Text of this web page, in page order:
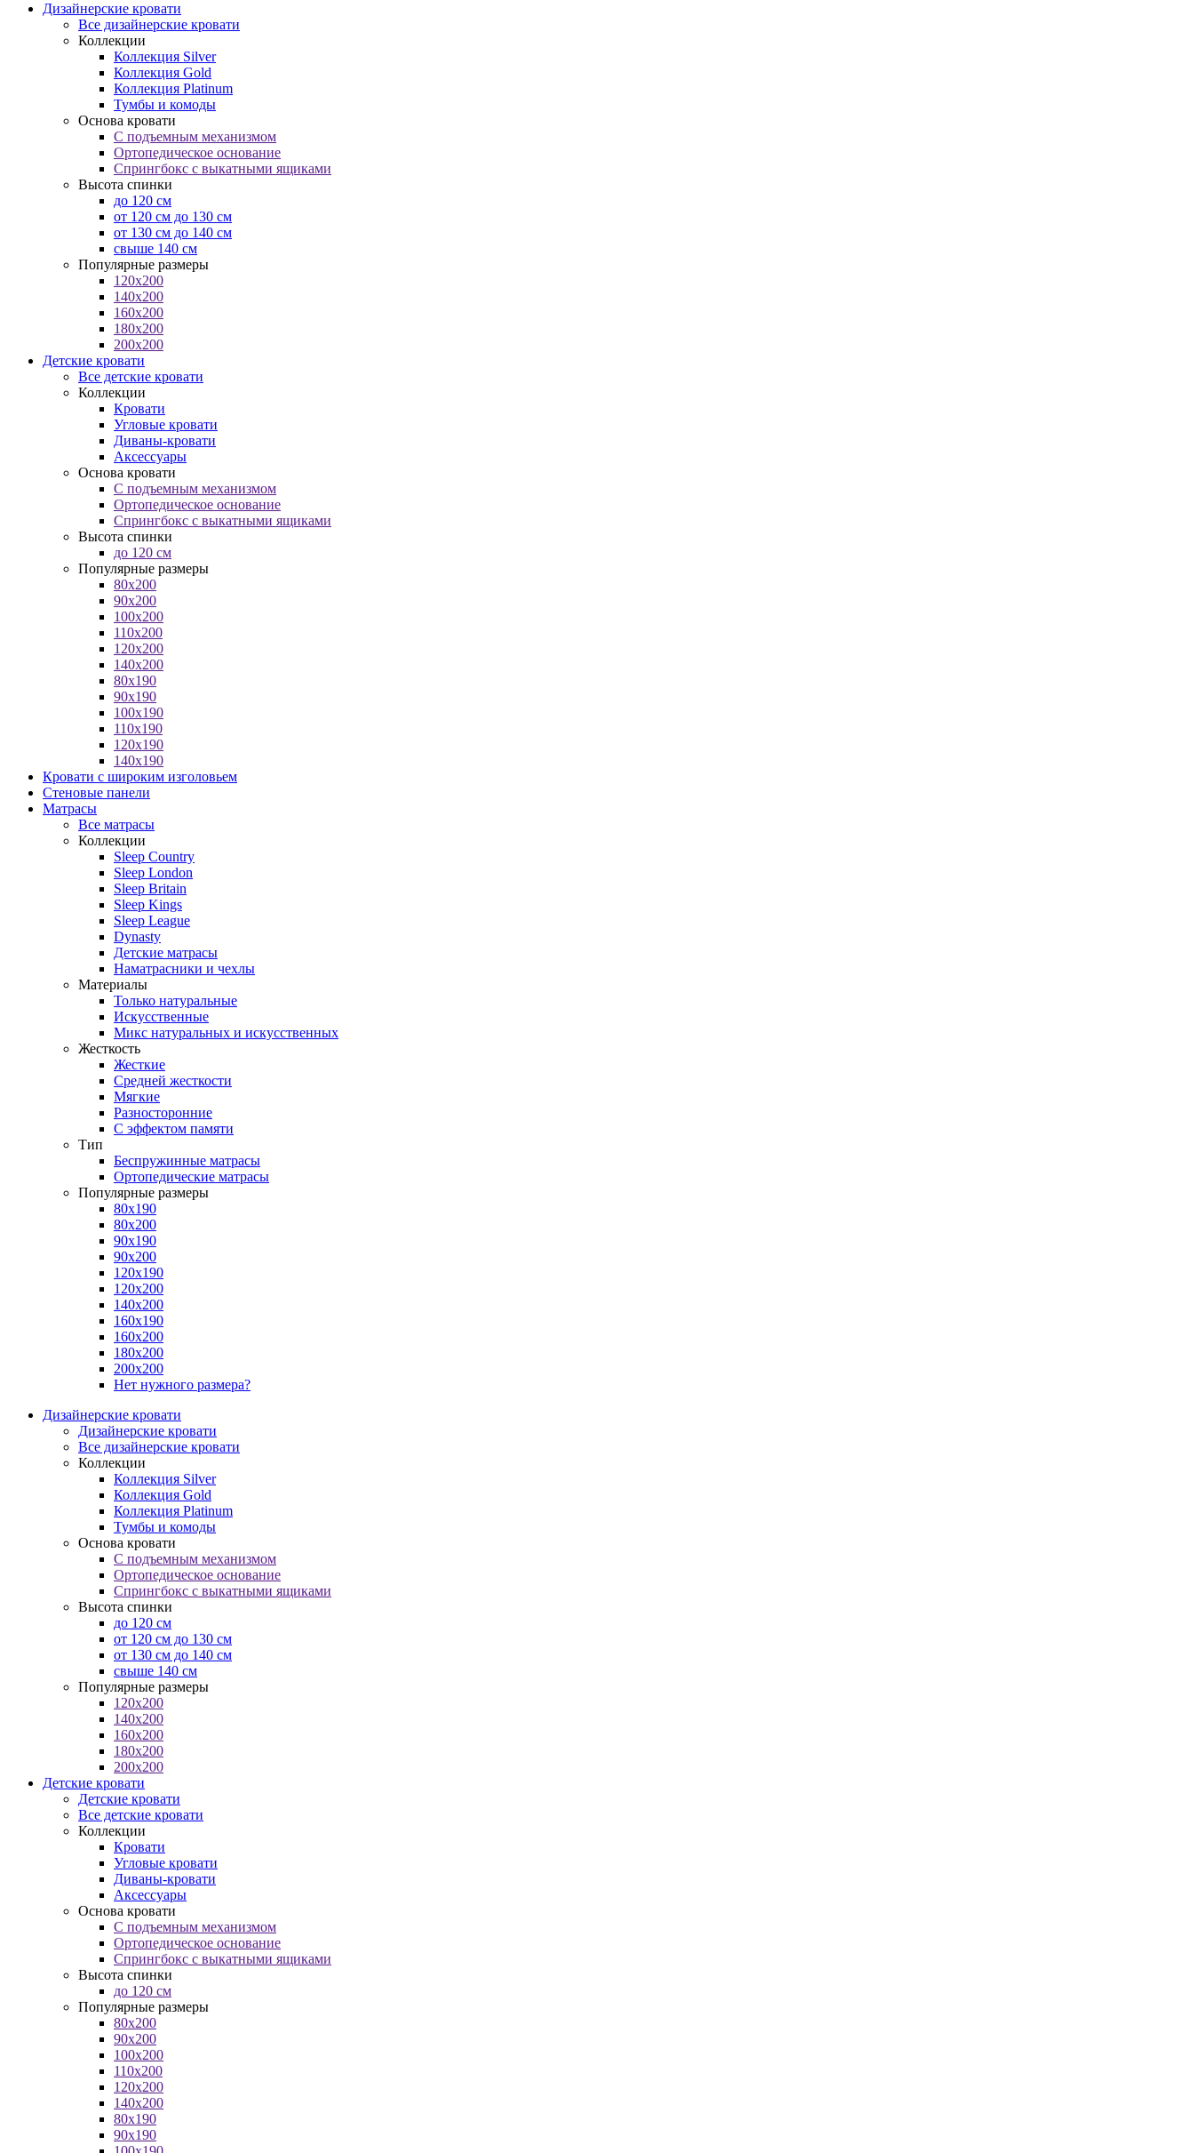
Дизайнерские кровати
Все дизайнерские кровати
Коллекции
Коллекция Silver
Коллекция Gold
Коллекция Platinum
Тумбы и комоды
Основа кровати
С подъемным механизмом
Ортопедическое основание
Спрингбокс с выкатными ящиками
Высота спинки
до 120 см
от 120 см до 130 см
от 130 см до 140 см
свыше 140 см
Популярные размеры
120x200
140x200
160x200
180x200
200x200
Детские кровати
Все детские кровати
Коллекции
Кровати
Угловые кровати
Диваны-кровати
Аксессуары
Основа кровати
С подъемным механизмом
Ортопедическое основание
Спрингбокс с выкатными ящиками
Высота спинки
до 120 см
Популярные размеры
80x200
90x200
100x200
110x200
120x200
140x200
80x190
90x190
100x190
110x190
120x190
140x190
Кровати с широким изголовьем
Стеновые панели
Матрасы
Все матрасы
Коллекции
Sleep Country
Sleep London
Sleep Britain
Sleep Kings
Sleep League
Dynasty
Детские матрасы
Наматрасники и чехлы
Материалы
Только натуральные
Искусственные
Микс натуральных и искусственных
Жесткость
Жесткие
Средней жесткости
Мягкие
Разносторонние
С эффектом памяти
Тип
Беспружинные матрасы
Ортопедические матрасы
Популярные размеры
80х190
80х200
90х190
90х200
120х190
120х200
140х200
160х190
160х200
180х200
200х200
Нет нужного размера?
Дизайнерские кровати
Дизайнерские кровати
Все дизайнерские кровати
Коллекции
Коллекция Silver
Коллекция Gold
Коллекция Platinum
Тумбы и комоды
Основа кровати
С подъемным механизмом
Ортопедическое основание
Спрингбокс с выкатными ящиками
Высота спинки
до 120 см
от 120 см до 130 см
от 130 см до 140 см
свыше 140 см
Популярные размеры
120x200
140x200
160x200
180x200
200x200
Детские кровати
Детские кровати
Все детские кровати
Коллекции
Кровати
Угловые кровати
Диваны-кровати
Аксессуары
Основа кровати
С подъемным механизмом
Ортопедическое основание
Спрингбокс с выкатными ящиками
Высота спинки
до 120 см
Популярные размеры
80x200
90x200
100x200
110x200
120x200
140x200
80x190
90x190